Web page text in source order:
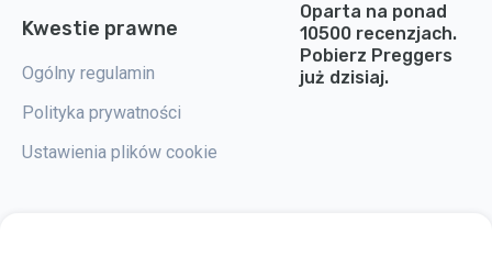
Kwestie prawne
Ogólny regulamin
Polityka prywatności
Ustawienia plików cookie
Oparta na ponad
10500 recenzjach.
Pobierz Preggers
już dzisiaj.